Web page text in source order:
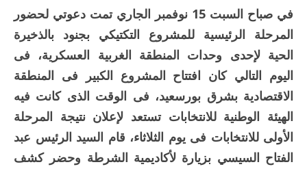
في صباح السبت 15 نوفمبر الجاري تمت دعوتي لحضور
المرحلة الرئيسية للمشروع التكتيكي بجنود بالذخيرة
الحية لإحدى وحدات المنطقة الغربية العسكرية، فى
اليوم التالي كان افتتاح المشروع الكبير فى المنطقة
الاقتصادية بشرق بورسعيد، فى الوقت الذى كانت فيه
الهيئة الوطنية للانتخابات تستعد لإعلان نتيجة المرحلة
الأولى للانتخابات فى يوم الثلاثاء، قام السيد الرئيس عبد
الفتاح السيسي بزيارة لأكاديمية الشرطة وحضر كشف